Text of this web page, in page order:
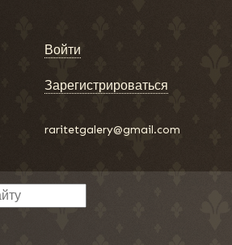
Войти
Зарегистрироваться
raritetgalery@gmail.com